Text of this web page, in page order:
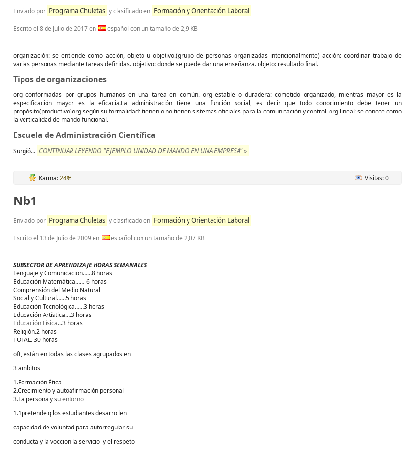
Enviado por Programa Chuletas y clasificado en Formación y Orientación Laboral
Escrito el 8 de Julio de 2017en español con un tamaño de 2,9 KB
organización: se entiende como acción, objeto u objetivo.(grupo de personas organizadas intencionalmente) acción: coordinar trabajo de
varias personas mediante tareas definidas. objetivo: donde se puede dar una enseñanza. objeto: resultado final.
Tipos de organizaciones
org conformadas por grupos humanos en una tarea en común. org estable o duradera: cometido organizado, mientras mayor es la
especificación mayor es la eficacia.La administración tiene una función social, es decir que todo conocimiento debe tener un
propósito(productivo)org según su formalidad: tienen o no tienen sistemas oficiales para la comunicación y control. org lineal: se conoce como
la verticalidad de mando funcional.
Escuela de Administración Científica
Surgíó... CONTINUAR LEYENDO "EJEMPLO UNIDAD DE MANDO EN UNA EMPRESA" »
Karma:24% Visitas: 0
Nb1
Enviado por Programa Chuletas y clasificado en Formación y Orientación Laboral
Escrito el 13 de Julio de 2009en español con un tamaño de 2,07 KB
SUBSECTOR DE APRENDIZAJE HORAS SEMANALES
Lenguaje y Comunicación……8 horas
Educación Matemática……-6 horas
Comprensión del Medio Natural
Social y Cultural……5 horas
Educación Tecnológica……3 horas
Educación Artística….3 horas
Educación Física...3 horas
Religión.2 horas
TOTAL. 30 horas
oft, están en todas las clases agrupados en
3 ambitos
1.Formación Ética
2.Crecimiento y autoafirmación personal
3.La persona y suentorno
1.1pretende q los estudiantes desarrollen
capacidad de voluntad para autorregular su
conducta y la voccion la servicio y el respeto